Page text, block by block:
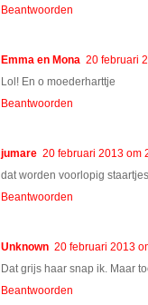
Beantwoorden
Emma en Mona 20 februari
Lol! En o moederharttje
Beantwoorden
jumare 20 februari 2013 om
dat worden voorlopig
Beantwoorden
Unknown 20 februari 2013
Dat grijs haar snap ik. Maar
Beantwoorden